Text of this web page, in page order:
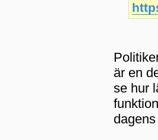
är en
se hur